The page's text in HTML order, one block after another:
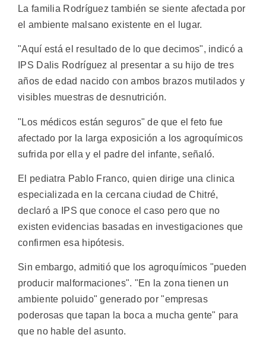
La familia Rodríguez también se siente afectada por
el ambiente malsano existente en el lugar.
"Aquí está el resultado de lo que decimos", indicó a
IPS Dalis Rodríguez al presentar a su hijo de tres
años de edad nacido con ambos brazos mutilados y
visibles muestras de desnutrición.
"Los médicos están seguros" de que el feto fue
afectado por la larga exposición a los agroquímicos
sufrida por ella y el padre del infante, señaló.
El pediatra Pablo Franco, quien dirige una clinica
especializada en la cercana ciudad de Chitré,
declaró a IPS que conoce el caso pero que no
existen evidencias basadas en investigaciones que
confirmen esa hipótesis.
Sin embargo, admitió que los agroquímicos "pueden
producir malformaciones". "En la zona tienen un
ambiente poluido" generado por "empresas
poderosas que tapan la boca a mucha gente" para
que no hable del asunto.